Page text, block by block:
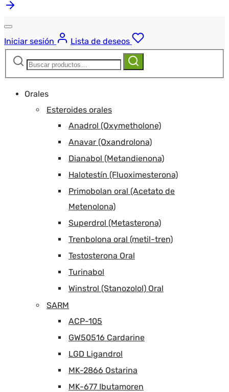
Iniciar sesión
Lista de deseos
Buscar:
Buscar
Orales
Esteroides orales
Anadrol (Oxymetholone)
Anavar (Oxandrolona)
Dianabol (Metandienona)
Halotestín (Fluoximesterona)
Primobolan oral (Acetato de
Metenolona)
Superdrol (Metasterona)
Trenbolona oral (metil-tren)
Testosterona Oral
Turinabol
Winstrol (Stanozolol) Oral
SARM
ACP-105
GW50516 Cardarine
LGD Ligandrol
MK-2866 Ostarina
MK-677 Ibutamoren